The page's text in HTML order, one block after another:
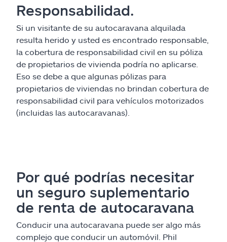
Responsabilidad.
Si un visitante de su autocaravana alquilada
resulta herido y usted es encontrado responsable,
la cobertura de responsabilidad civil en su póliza
de propietarios de vivienda podría no aplicarse.
Eso se debe a que algunas pólizas para
propietarios de viviendas no brindan cobertura de
responsabilidad civil para vehículos motorizados
(incluidas las autocaravanas).
Por qué podrías necesitar
un seguro suplementario
de renta de autocaravana
Conducir una autocaravana puede ser algo más
complejo que conducir un automóvil. Phil